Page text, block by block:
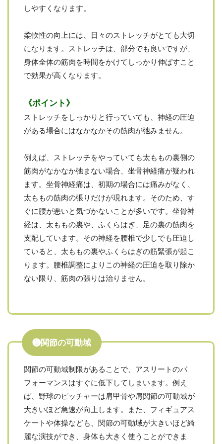
しやすくなります。
柔軟性の向上には、日々のストレッチがとても大切
になります。ストレッチは、部分でも良いですが、
身体全体の筋肉を時間をかけてしっかり伸ばすこと
で効果が高くなります。
《ポイント》
ストレッチをしっかりと行っていても、神経の圧迫
がある場合にはなかなかその筋肉が弛みません。
例えば、ストレッチをやっていても太ももの裏側の
筋肉がなかなか弛まない場合、坐骨神経痛が疑われ
ます。坐骨神経痛は、初期の場合には痛みがなく、
太ももの筋肉の張りだけが現れます。そのため、す
ぐに腰が悪いと気づかないことが多いです。坐骨神
経は、太ももの裏や、ふくらはぎ、足の裏の筋肉を
支配しています。その神経を腰椎で少しでも圧迫し
ていると、太ももの裏やふくらはぎの筋緊張が起こ
ります。腰椎調整によりこの神経の圧迫を取り除か
ない限り、筋肉の張りは治りません。
❸関節の可動域
関節の可動域制限があることで、アスリートのパ
フォーマンスはすぐに低下してしまいます。例え
ば、野球のピッチャーは肩甲骨や肩関節の可動域が
大きいほど急速が向上します。また、フィギュアス
ケートや体操なども、関節の可動域が大きいほど綺
麗な演技ができ、身体も大きく使うことができま